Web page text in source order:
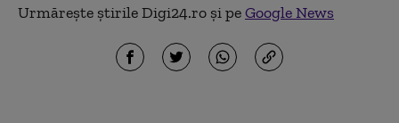
Urmărește știrile Digi24.ro și peGoogle News